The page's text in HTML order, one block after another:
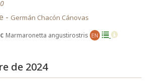
- Germán Chacón Cánovas
Marmaronetta angustirostris EN
de 2024